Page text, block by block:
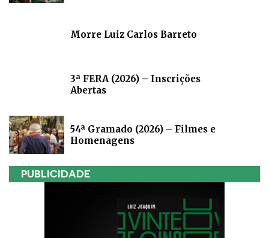
Morre Luiz Carlos Barreto
3ª FERA (2026) – Inscrições
Abertas
54ª Gramado (2026) – Filmes e
Homenagens
PUBLICIDADE